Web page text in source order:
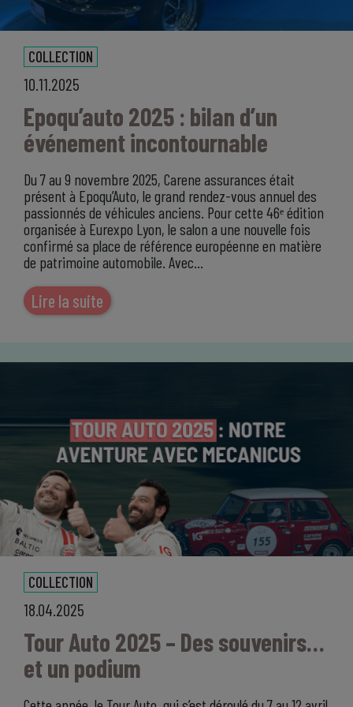
COLLECTION
10.11.2025
Epoqu’auto 2025 : bilan d’un
événement incontournable
Du 7 au 9 novembre 2025, Carene assurances était
présent à Epoqu’Auto, le grand rendez-vous annuel des
passionnés de véhicules anciens. Pour cette 46ᵉ édition
organisée à Eurexpo Lyon, le salon a une nouvelle fois
confirmé sa place de référence européenne en matière
de patrimoine automobile. Avec…
Lire la suite
COLLECTION
18.04.2025
Tour Auto 2025 – Des souvenirs…
et un podium